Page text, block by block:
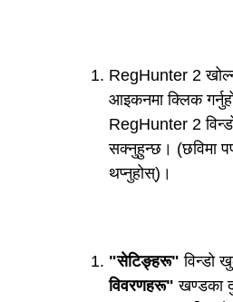
RegHunter 2
आइकनमा क्लिक
RegHunter 2
सक्नुहुन्छ। (छविमा
थप्नुहोस्)।
"सेटिङ्हरू" विन्डो
विवरणहरू" खण्डका